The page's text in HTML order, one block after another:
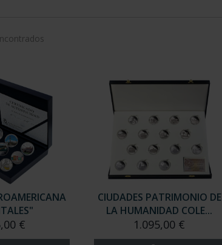
€
CIUDADES PATRIMONIO DE
LA HUMANIDAD COLE...
1.095,00 €